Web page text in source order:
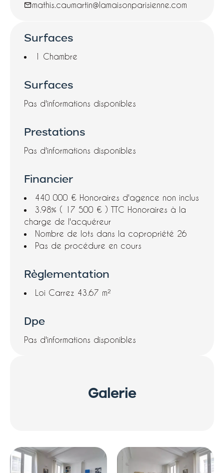
mathis.caumartin@lamaisonparisienne.com
Surfaces
1 Chambre
Surfaces
Pas d'informations disponibles
Prestations
Pas d'informations disponibles
Financier
440 000 € Honoraires d'agence non inclus
3.98% ( 17 500 € ) TTC Honoraires à la
charge de l'acquéreur
Nombre de lots dans la copropriété 26
Pas de procédure en cours
Règlementation
Loi Carrez 43.67 m²
Dpe
Pas d'informations disponibles
Galerie